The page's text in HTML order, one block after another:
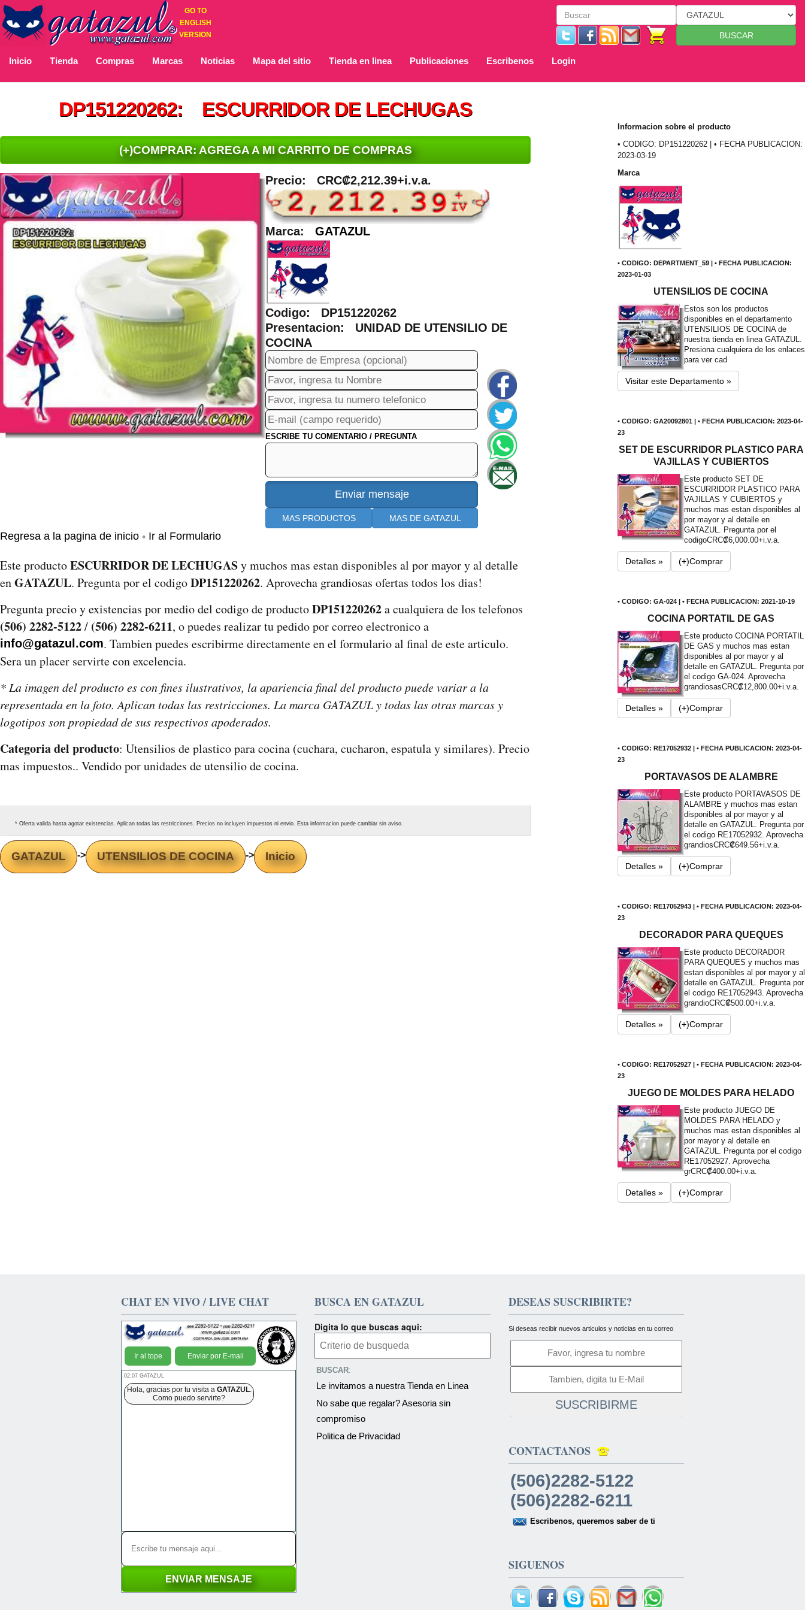
GO TO
ENGLISH
VERSION
BUSCAR
Inicio Tienda Compras Marcas Noticias Mapa del sitio Tienda en linea Publicaciones Escribenos Login
DP151220262: ESCURRIDOR DE LECHUGAS
(+)COMPRAR: AGREGA A MI CARRITO DE COMPRAS
Precio: CRC₡2,212.39+i.v.a.
Marca: GATAZUL
Codigo: DP151220262
Presentacion: UNIDAD DE UTENSILIO DE
COCINA
ESCRIBE TU COMENTARIO / PREGUNTA
MAS PRODUCTOS MAS DE GATAZUL
Regresa a la pagina de inicio • Ir al Formulario
Este productoESCURRIDOR DE LECHUGASy muchos mas estan disponibles al por mayor y al detalle
enGATAZUL. Pregunta por el codigoDP151220262. Aprovecha grandiosas ofertas todos los dias!
Pregunta precio y existencias por medio del codigo de productoDP151220262a cualquiera de los telefonos
(506) 2282-5122/ (506) 2282-6211, o puedes realizar tu pedido por correo electronico a
info@gatazul.com. Tambien puedes escribirme directamente en el formulario al final de este articulo.
Sera un placer servirte con excelencia.
* La imagen del producto es con fines ilustrativos, la apariencia final del producto puede variar a la
representada en la foto. Aplican todas las restricciones. La marca GATAZUL y todas las otras marcas y
logotipos son propiedad de sus respectivos apoderados.
Categoria del producto: Utensilios de plastico para cocina (cuchara, cucharon, espatula y similares). Precio
mas impuestos.. Vendido por unidades de utensilio de cocina.
* Oferta valida hasta agotar existencias. Aplican todas las restricciones. Precios no incluyen impuestos ni envio. Esta informacion puede cambiar sin aviso.
GATAZUL -> UTENSILIOS DE COCINA -> Inicio
Informacion sobre el producto
• CODIGO: DP151220262 | • FECHA PUBLICACION:
2023-03-19
Marca
• CODIGO: DEPARTMENT_59 | • FECHA PUBLICACION:
2023-01-03
UTENSILIOS DE COCINA
Estos son los productos
disponibles en el departamento
UTENSILIOS DE COCINA de
nuestra tienda en linea GATAZUL.
Presiona cualquiera de los enlaces
para ver cad
Visitar este Departamento »
• CODIGO: GA20092801 | • FECHA PUBLICACION: 2023-04-
23
SET DE ESCURRIDOR PLASTICO PARA
VAJILLAS Y CUBIERTOS
Este producto SET DE
ESCURRIDOR PLASTICO PARA
VAJILLAS Y CUBIERTOS y
muchos mas estan disponibles al
por mayor y al detalle en
GATAZUL. Pregunta por el
codigoCRC₡6,000.00+i.v.a.
Detalles » (+)Comprar
• CODIGO: GA-024 | • FECHA PUBLICACION: 2021-10-19
COCINA PORTATIL DE GAS
Este producto COCINA PORTATIL
DE GAS y muchos mas estan
disponibles al por mayor y al
detalle en GATAZUL. Pregunta por
el codigo GA-024. Aprovecha
grandiosasCRC₡12,800.00+i.v.a.
Detalles » (+)Comprar
• CODIGO: RE17052932 | • FECHA PUBLICACION: 2023-04-
23
PORTAVASOS DE ALAMBRE
Este producto PORTAVASOS DE
ALAMBRE y muchos mas estan
disponibles al por mayor y al
detalle en GATAZUL. Pregunta por
el codigo RE17052932. Aprovecha
grandiosCRC₡649.56+i.v.a.
Detalles » (+)Comprar
• CODIGO: RE17052943 | • FECHA PUBLICACION: 2023-04-
23
DECORADOR PARA QUEQUES
Este producto DECORADOR
PARA QUEQUES y muchos mas
estan disponibles al por mayor y al
detalle en GATAZUL. Pregunta por
el codigo RE17052943. Aprovecha
grandioCRC₡500.00+i.v.a.
Detalles » (+)Comprar
• CODIGO: RE17052927 | • FECHA PUBLICACION: 2023-04-
23
JUEGO DE MOLDES PARA HELADO
Este producto JUEGO DE
MOLDES PARA HELADO y
muchos mas estan disponibles al
por mayor y al detalle en
GATAZUL. Pregunta por el codigo
RE17052927. Aprovecha
grCRC₡400.00+i.v.a.
Detalles » (+)Comprar
CHAT EN VIVO / LIVE CHAT
Ir al tope Enviar por E-mail
02:07 GATAZUL
Hola, gracias por tu visita a GATAZUL.
Como puedo servirte?
BUSCA EN GATAZUL
Digita lo que buscas aqui:
BUSCAR:
Le invitamos a nuestra Tienda en Linea
No sabe que regalar? Asesoria sin
compromiso
Politica de Privacidad
DESEAS SUSCRIBIRTE?
Si deseas recibir nuevos articulos y noticias en tu correo
SUSCRIBIRME
CONTACTANOS
(506)2282-5122
(506)2282-6211
Escribenos, queremos saber de ti
SIGUENOS